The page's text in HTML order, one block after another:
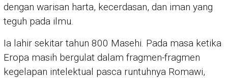
dengan warisan harta, kecerdasan, dan iman yang
teguh pada ilmu.
Ia lahir sekitar tahun 800 Masehi. Pada masa ketika
Eropa masih bergulat dalam fragmen-fragmen
kegelapan intelektual pasca runtuhnya Romawi,